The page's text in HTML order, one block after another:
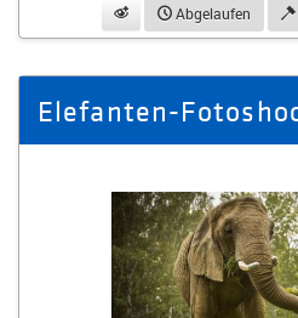
beobachtenAbgelaufen